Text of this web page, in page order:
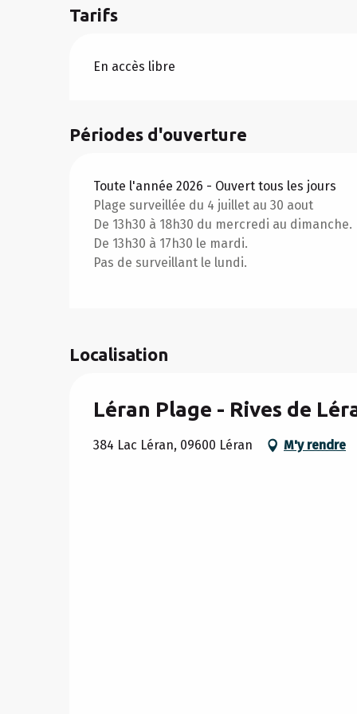
Tarifs
En accès libre
Périodes d'ouverture
Toute l'année 2026 - Ouvert tous les jours
Plage surveillée du 4 juillet au 30 aout
De 13h30 à 18h30 du mercredi au dimanche.
De 13h30 à 17h30 le mardi.
Pas de surveillant le lundi.
Localisation
Léran Plage - Rives de
384 Lac Léran, 09600 Léran M'y rendre